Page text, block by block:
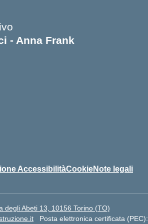
- Anna Frank
AccessibilitàCookieNote legali
degli Abeti 13, 10156 Torino (TO)
Posta elettronica certificata (PEC):